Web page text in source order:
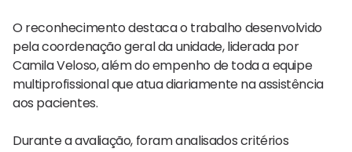
O reconhecimento destaca o trabalho desenvolvido
pela coordenação geral da unidade, liderada por
Camila Veloso, além do empenho de toda a equipe
multiprofissional que atua diariamente na assistência
aos pacientes.
Durante a avaliação, foram analisados critérios